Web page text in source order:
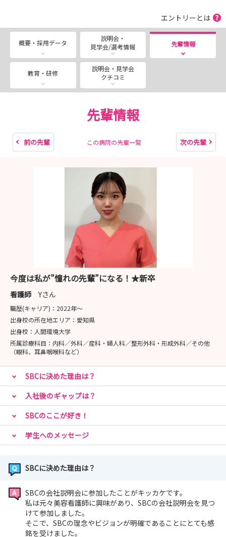
ご参加いただいた方限定で、対面開催の
「Mission〈2〉」へご招待✨！
▼選考フローは以下の通りを予定しております。
（1）MISSION1参加 オンライン
ンライン）
※インターンシップ中にMISSION1・2の両方に参加
済みの方のみです。
・MISSION1のみ参加の方：1day対面説明会
※面接実施前に適性検査の受検がありますが、適性検査で
合否が出るものではございません
※面接は新宿もしくは大阪事務所のみで実施します
（4）ご内定
🌸29卒以降限定🌸
【Mission〈0〉】＼「看護師＝病院」だけじゃない！新
しいキャリアを知る／
【お仕事体験】美容看護師のお仕事をリアルに体験しよ
う！実際に脱毛照射や美容医療の看護を体験できます
🌸高校生限定🌸
【お仕事体験】美容看護師のお仕事をリアルに体験しよ
う！実際に脱毛照射や美容医療の看護を体験できます
イベントの詳細につきましては各予約ページよりご確認下
エントリーとは
概要・採用データ
説明会・
見学会/選考情報
先輩情報
教育・研修
説明会・見学会
クチコミ
先輩情報
前の先輩 この病院の先輩一覧 次の先輩
今度は私が”憧れの先輩”になる！★新卒
看護師 Yさん
職歴(キャリア)： 2022年〜
出身校の所在地エリア： 愛知県
出身校： 人間環境大学
所属診療科目： 内科／外科／産科・婦人科／整形外科・形成外科／その他
（眼科、耳鼻咽喉科など）
SBCに決めた理由は？
入社後のギャップは？
SBCのここが好き！
学生へのメッセージ
SBCに決めた理由は？
SBCの会社説明会に参加したことがキッカケです。
私は元々美容看護師に興味があり、SBCの会社説明会を見つ
けて参加しました。
そこで、SBCの理念やビジョンが明確であることにとても感
銘を受けました。